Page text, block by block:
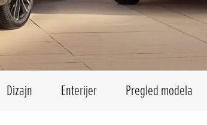
Dizajn Enterijer Pregled modela